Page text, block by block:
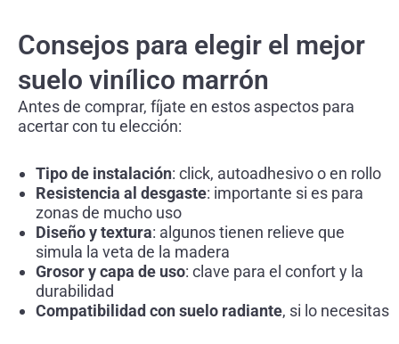
Consejos para elegir el mejor
suelo vinílico marrón
Antes de comprar, fíjate en estos aspectos para
acertar con tu elección:
Tipo de instalación: click, autoadhesivo o en rollo
Resistencia al desgaste: importante si es para
zonas de mucho uso
Diseño y textura: algunos tienen relieve que
simula la veta de la madera
Grosor y capa de uso: clave para el confort y la
durabilidad
Compatibilidad con suelo radiante, si lo necesitas